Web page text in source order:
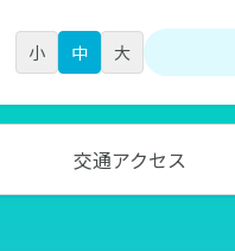
小 中 大
検
交通アクセス